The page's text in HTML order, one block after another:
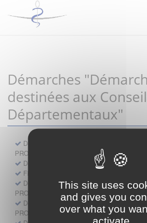
This site uses
and gives you
over what you
activate
Démarches
destinées aux
Départementaux"
Déclaration préalable d'ouverture d'un lieu
PROFESSIONNEL
Demande d'exemption de garde -
Fiche de signalement d'agression
Demande d’autorisation de se faire
PROFESSIONNEL
Demande d'autorisation de tenue de
PROFESSIONNEL